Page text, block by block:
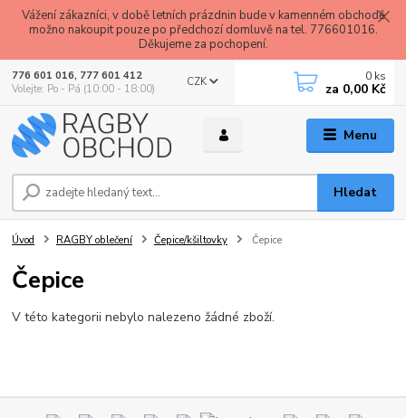
Vážení zákazníci, v době letních prázdnin bude v kamenném obchodě
možno nakoupit pouze po předchozí domluvě na tel. 776601016.
Děkujeme za pochopení.
Menu
CZK
Hledat
776 601 016, 777 601 412
Volejte: Po - Pá (10:00 - 18:00)
0 ks
za 0,00 Kč
Úvod RAGBY oblečení Čepice/kšiltovky Čepice
Čepice
V této kategorii nebylo nalezeno žádné zboží.